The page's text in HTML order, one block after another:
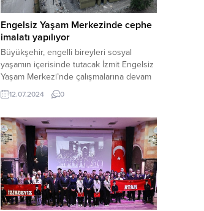
Engelsiz Yaşam Merkezinde cephe
imalatı yapılıyor
Büyükşehir, engelli bireyleri sosyal
yaşamın içerisinde tutacak İzmit Engelsiz
Yaşam Merkezi’nde çalışmalarına devam
ediyor12.07.2024 0